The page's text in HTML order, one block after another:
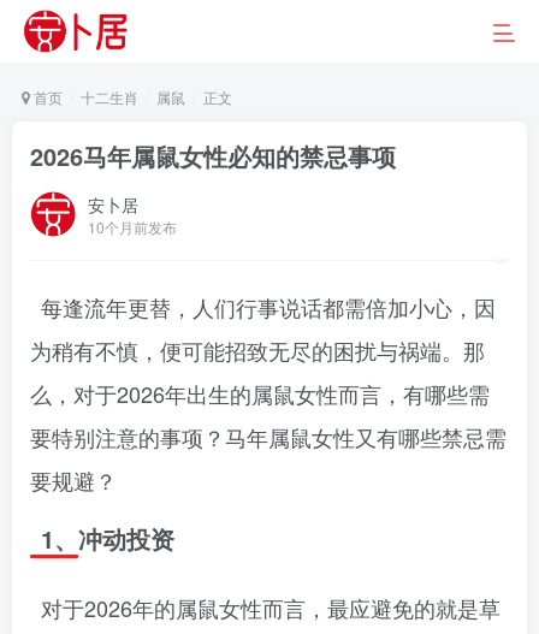
首页 十二生肖 属鼠 正文
2026马年属鼠女性必知的禁忌事项
安卜居
10个月前发布
每逢流年更替，人们行事说话都需倍加小心，因
为稍有不慎，便可能招致无尽的困扰与祸端。那
么，对于2026年出生的属鼠女性而言，有哪些需
要特别注意的事项？马年属鼠女性又有哪些禁忌需
要规避？
1、冲动投资
对于2026年的属鼠女性而言，最应避免的就是草